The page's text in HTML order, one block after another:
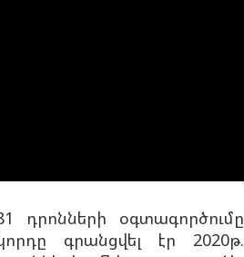
դրոնների օգտագործումը
գրանցվել էր 2020թ.